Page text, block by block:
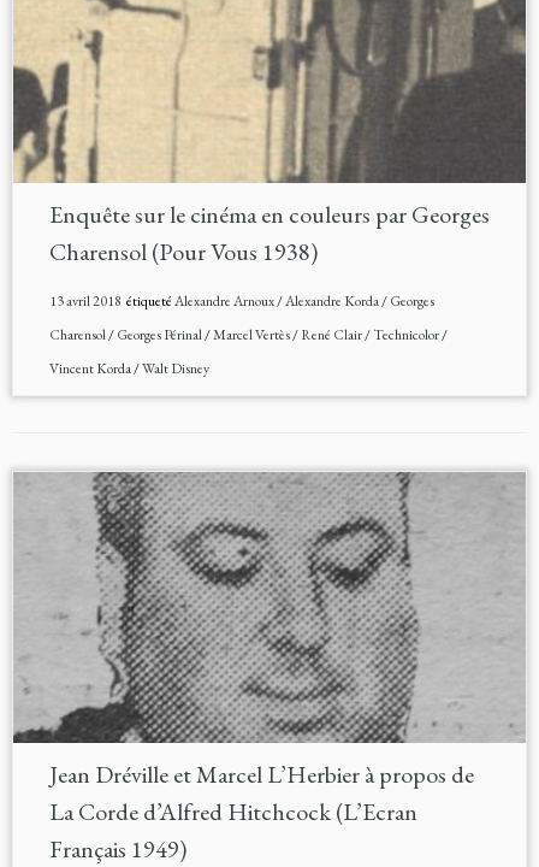
Enquête sur le cinéma en couleurs par Georges
Charensol (Pour Vous 1938)
13 avril 2018 étiquetéAlexandre Arnoux/Alexandre Korda/Georges
Charensol/Georges Périnal/Marcel Vertès/René Clair/Technicolor/
Vincent Korda/Walt Disney
Jean Dréville et Marcel L’Herbier à propos de
La Corde d’Alfred Hitchcock (L’Ecran
Français 1949)